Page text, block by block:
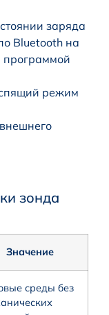
заряда
Bluetooth на
программой
режим
зонда
Значение
среды без